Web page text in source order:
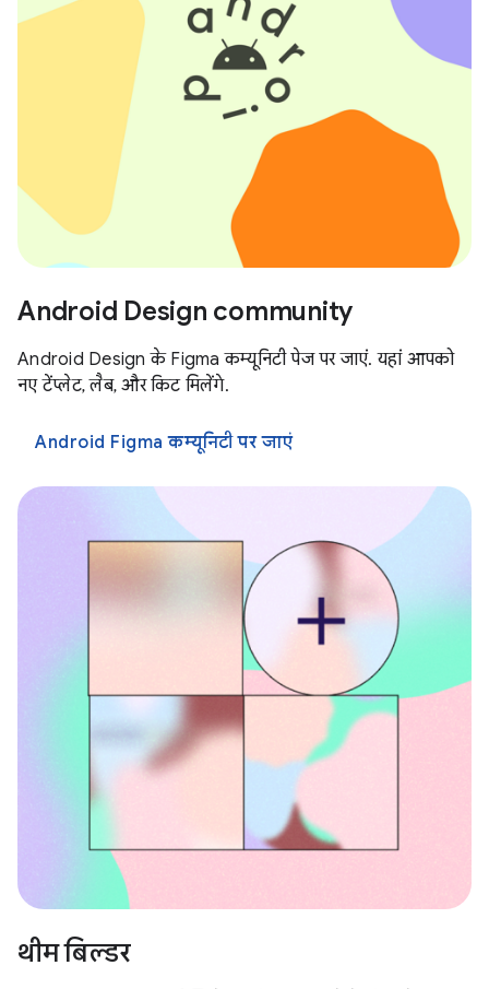
Android Design community
Android Design के Figma कम्यूनिटी पेज पर जाएं. यहां आपको
नए टेंप्लेट, लैब, और किट मिलेंगे.
Android Figma कम्यूनिटी पर जाएं
थीम बिल्डर